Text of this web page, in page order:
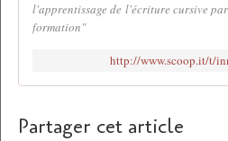
l'apprentissage de l'écriture cursive
formation"
http://www.scoop.it/t/
Partager cet article